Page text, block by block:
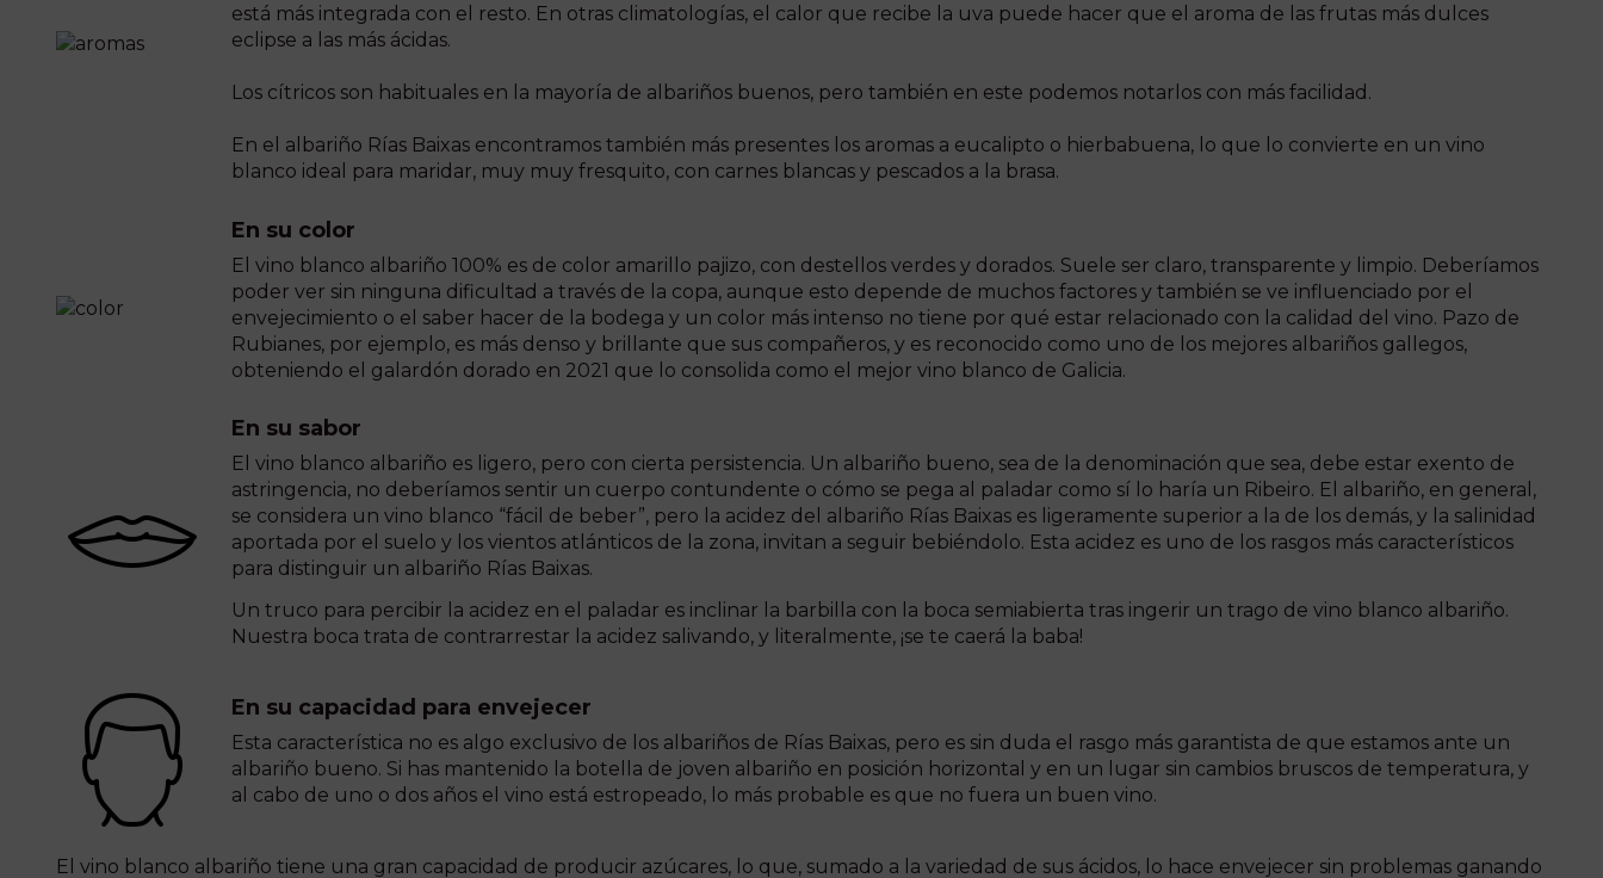
está más integrada con el resto. En otras climatologías, el calor que recibe la uva puede hacer que el aroma de las frutas más dulces
eclipse a las más ácidas.
Los cítricos son habituales en la mayoría de albariños buenos, pero también en este podemos notarlos con más facilidad.
En el albariño Rías Baixas encontramos también más presentes los aromas a eucalipto o hierbabuena, lo que lo convierte en un vino
blanco ideal para maridar, muy muy fresquito, con carnes blancas y pescados a la brasa.
En su color
El vino blanco albariño 100% es de color amarillo pajizo, con destellos verdes y dorados. Suele ser claro, transparente y limpio. Deberíamos
poder ver sin ninguna dificultad a través de la copa, aunque esto depende de muchos factores y también se ve influenciado por el
envejecimiento o el saber hacer de la bodega y un color más intenso no tiene por qué estar relacionado con la calidad del vino. Pazo de
Rubianes, por ejemplo, es más denso y brillante que sus compañeros, y es reconocido como uno de los mejores albariños gallegos,
obteniendo el galardón dorado en 2021 que lo consolida como el mejor vino blanco de Galicia.
En su sabor
El vino blanco albariño es ligero, pero con cierta persistencia. Un albariño bueno, sea de la denominación que sea, debe estar exento de
astringencia, no deberíamos sentir un cuerpo contundente o cómo se pega al paladar como sí lo haría un Ribeiro. El albariño, en general,
se considera un vino blanco “fácil de beber”, pero la acidez del albariño Rías Baixas es ligeramente superior a la de los demás, y la salinidad
aportada por el suelo y los vientos atlánticos de la zona, invitan a seguir bebiéndolo. Esta acidez es uno de los rasgos más característicos
para distinguir un albariño Rías Baixas.
Un truco para percibir la acidez en el paladar es inclinar la barbilla con la boca semiabierta tras ingerir un trago de vino blanco albariño.
Nuestra boca trata de contrarrestar la acidez salivando, y literalmente, ¡se te caerá la baba!
En su capacidad para envejecer
Esta característica no es algo exclusivo de los albariños de Rías Baixas, pero es sin duda el rasgo más garantista de que estamos ante un
albariño bueno. Si has mantenido la botella de joven albariño en posición horizontal y en un lugar sin cambios bruscos de temperatura, y
al cabo de uno o dos años el vino está estropeado, lo más probable es que no fuera un buen vino.
El vino blanco albariño tiene una gran capacidad de producir azúcares, lo que, sumado a la variedad de sus ácidos, lo hace envejecer sin problemas ganando